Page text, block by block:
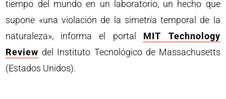
tiempo del mundo en un laboratorio, un hecho que
supone «una violación de la simetría temporal de la
naturaleza», informa el portal MIT Technology
Review del Instituto Tecnológico de Massachusetts
(Estados Unidos).